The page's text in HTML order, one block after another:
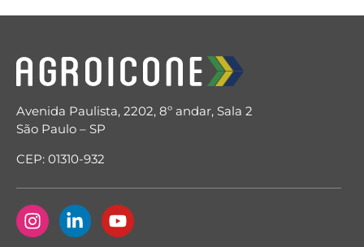
Avenida Paulista, 2202, 8º andar, Sala 2
São Paulo – SP
CEP: 01310-932